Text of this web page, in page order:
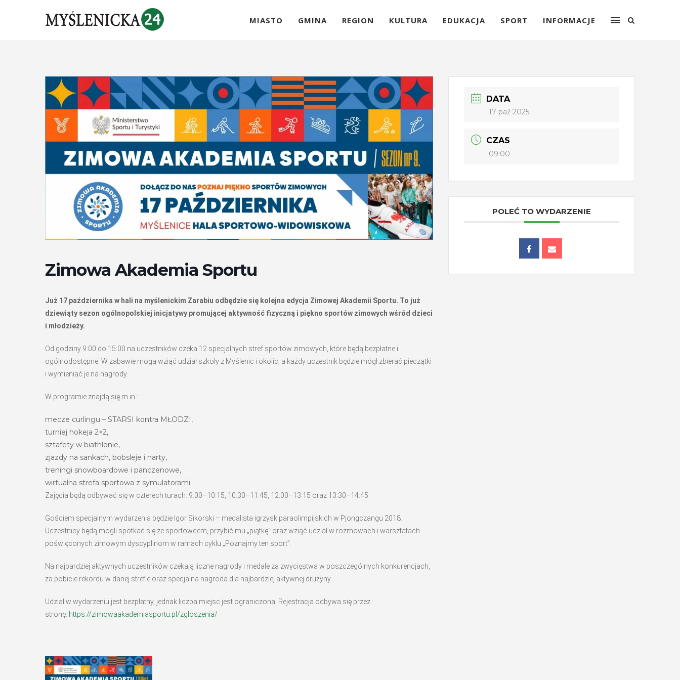
MIASTO GMINA REGION KULTURA EDUKACJA SPORT INFORMACJE
Zimowa Akademia Sportu
Już 17 października w hali na myślenickim Zarabiu odbędzie się kolejna edycja Zimowej Akademii Sportu. To już
dziewiąty sezon ogólnopolskiej inicjatywy promującej aktywność fizyczną i piękno sportów zimowych wśród dzieci
i młodzieży.
Od godziny 9:00 do 15:00 na uczestników czeka 12 specjalnych stref sportów zimowych, które będą bezpłatne i
ogólnodostępne. W zabawie mogą wziąć udział szkoły z Myślenic i okolic, a każdy uczestnik będzie mógł zbierać pieczątki
i wymieniać je na nagrody.
W programie znajdą się m.in.:
mecze curlingu – STARSI kontra MŁODZI,
turniej hokeja 2×2,
sztafety w biathlonie,
zjazdy na sankach, bobsleje i narty,
treningi snowboardowe i panczenowe,
​wirtualna strefa sportowa z symulatorami.
Zajęcia będą odbywać się w czterech turach: 9:00–10:15, 10:30–11:45, 12:00–13:15 oraz 13:30–14:45.
Gościem specjalnym wydarzenia będzie Igor Sikorski – medalista igrzysk paraolimpijskich w Pjongczangu 2018.
Uczestnicy będą mogli spotkać się ze sportowcem, przybić mu „piątkę” oraz wziąć udział w rozmowach i warsztatach
poświęconych zimowym dyscyplinom w ramach cyklu „Poznajmy ten sport”.
Na najbardziej aktywnych uczestników czekają liczne nagrody i medale za zwycięstwa w poszczególnych konkurencjach,
za pobicie rekordu w danej strefie oraz specjalna nagroda dla najbardziej aktywnej drużyny.
Udział w wydarzeniu jest bezpłatny, jednak liczba miejsc jest ograniczona. Rejestracja odbywa się przez
stronę: https://zimowaakademiasportu.pl/zgloszenia/
DATA
17 paź 2025
CZAS
09:00
POLEĆ TO WYDARZENIE